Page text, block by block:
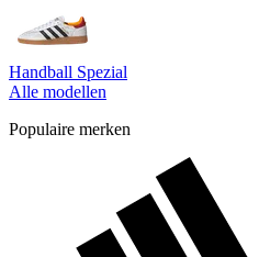
Handball Spezial
Alle modellen
Populaire merken